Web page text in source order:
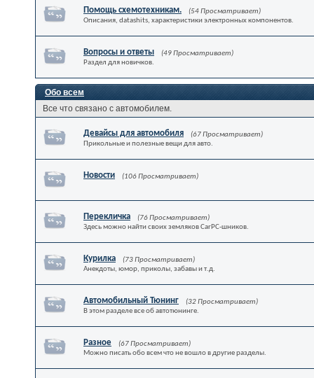
Помощь схемотехникам.
(54 Просматривает)
Описания, datashits, характеристики электронных компонентов.
Вопросы и ответы
(49 Просматривает)
Раздел для новичков.
Обо всем
Все что связано с автомобилем.
Девайсы для автомобиля
(67 Просматривает)
Прикольные и полезные вещи для авто.
Новости (106 Просматривает)
Перекличка
(76 Просматривает)
Здесь можно найти своих земляков CarPC-шников.
Курилка
(73 Просматривает)
Анекдоты, юмор, приколы, забавы и т.д.
Автомобильный Тюнинг
(32 Просматривает)
В этом разделе все об автотюнинге.
Разное
(67 Просматривает)
Можно писать обо всем что не вошло в другие разделы.